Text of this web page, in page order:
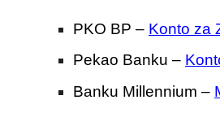
PKO BP – Konto za
Pekao Banku –
Banku Millennium –